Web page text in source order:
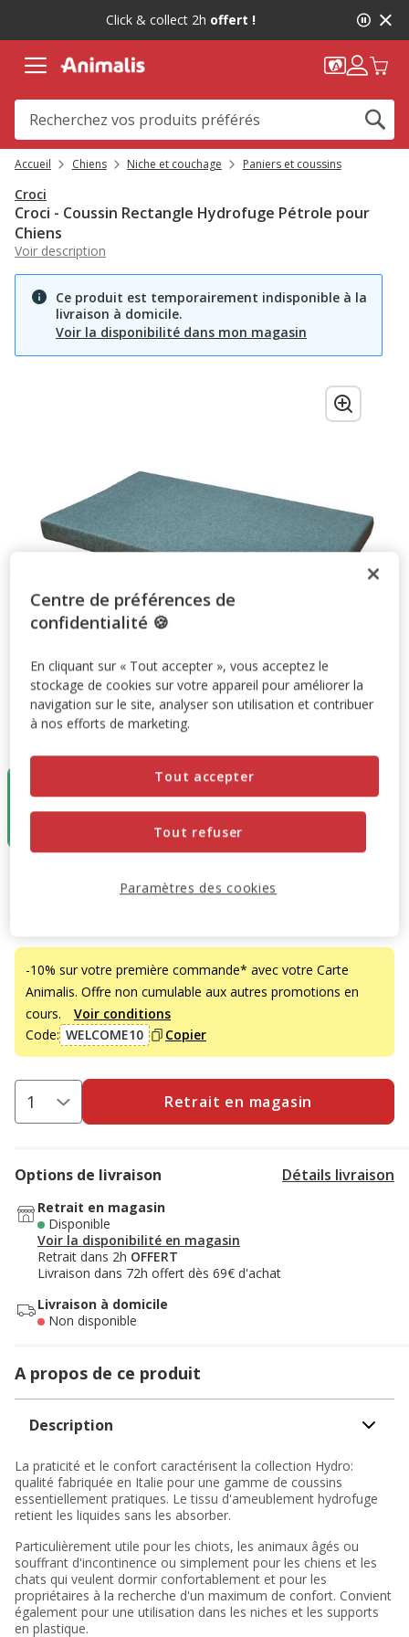
message,
Click & collect 2h offert !
Accueil Chiens Niche et couchage Paniers et coussins
Croci
Croci - Coussin Rectangle Hydrofuge Pétrole pour
Chiens
Voir description
Ce produit est temporairement indisponible à la
livraison à domicile.
Voir la disponibilité dans mon magasin
60x100x6cm
de stock
54.99€
27.49€
50x80x6cm
36.99€
-10% sur votre première commande* avec votre Carte
Animalis. Offre non cumulable aux autres promotions en
cours.
Voir conditions
Code: WELCOME10 Copier
Retrait en magasin
Options de livraison Détails livraison
Retrait en magasin
Disponible
Voir la disponibilité en magasin
Retrait dans 2h OFFERT
Livraison dans 72h offert dès 69€ d'achat
Livraison à domicile
Non disponible
A propos de ce produit
Description
La praticité et le confort caractérisent la collection Hydro:
qualité fabriquée en Italie pour une gamme de coussins
essentiellement pratiques. Le tissu d'ameublement hydrofuge
retient les liquides sans les absorber.
Particulièrement utile pour les chiots, les animaux âgés ou
souffrant d'incontinence ou simplement pour les chiens et les
chats qui veulent dormir confortablement et pour les
propriétaires à la recherche d'un maximum de confort. Convient
également pour une utilisation dans les niches et les supports
en plastique.
Centre de préférences de
confidentialité 🍪
En cliquant sur « Tout accepter », vous acceptez le
stockage de cookies sur votre appareil pour améliorer la
navigation sur le site, analyser son utilisation et contribuer
à nos efforts de marketing.
Tout refuser
Tout accepter
Paramètres des cookies